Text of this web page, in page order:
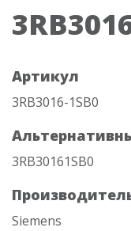
Артикул
3RB3016-1SB0
3RB30161SB0
Siemens